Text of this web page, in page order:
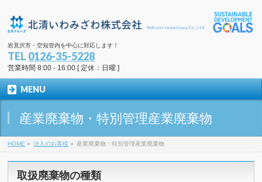
岩見沢市・空知管内を中心に対応します！
TEL 0126-35-5228
営業時間 8:00 - 16:00 [ 定休：日曜 ]
MENU
産業廃棄物・特別管理産業廃棄物
HOME » 法人のお客様 » 産業廃棄物・特別管理産業廃棄物
取扱廃棄物の種類